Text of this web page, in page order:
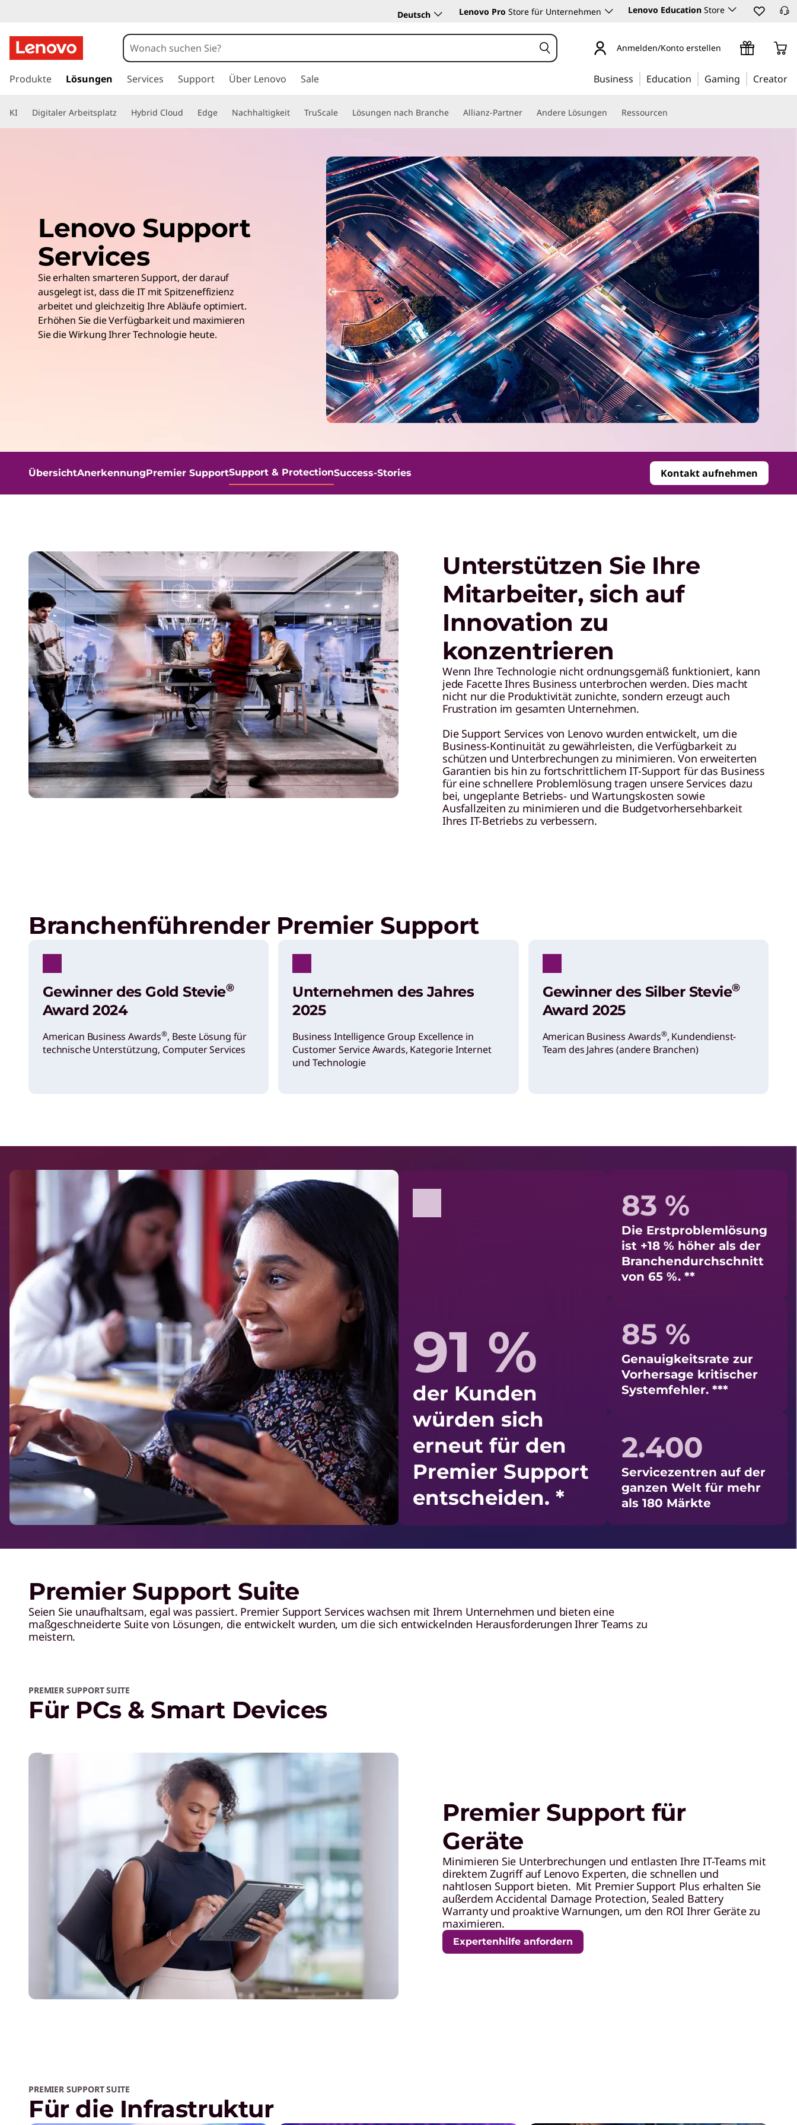
Deutsch Lenovo Pro Store für Unternehmen Lenovo Education Store
u
a
u
Anmelden/Konto erstellen
Produkte Lösungen Services Support Über Lenovo Sale Business Education Gaming Creator
KI Digitaler Arbeitsplatz Hybrid Cloud Edge Nachhaltigkeit TruScale Lösungen nach Branche Allianz-Partner Andere Lösungen Ressourcen
Lenovo Support
Services
Sie erhalten smarteren Support, der darauf
ausgelegt ist, dass die IT mit Spitzeneffizienz
arbeitet und gleichzeitig Ihre Abläufe optimiert.
Erhöhen Sie die Verfügbarkeit und maximieren
Sie die Wirkung Ihrer Technologie heute.
ÜbersichtAnerkennungPremier SupportSupport & ProtectionSuccess-Stories Kontakt aufnehmen
Unterstützen Sie Ihre
Mitarbeiter, sich auf
Innovation zu
konzentrieren
Wenn Ihre Technologie nicht ordnungsgemäß funktioniert, kann
jede Facette Ihres Business unterbrochen werden. Dies macht
nicht nur die Produktivität zunichte, sondern erzeugt auch
Frustration im gesamten Unternehmen.
Die Support Services von Lenovo wurden entwickelt, um die
Business-Kontinuität zu gewährleisten, die Verfügbarkeit zu
schützen und Unterbrechungen zu minimieren. Von erweiterten
Garantien bis hin zu fortschrittlichem IT-Support für das Business
für eine schnellere Problemlösung tragen unsere Services dazu
bei, ungeplante Betriebs- und Wartungskosten sowie
Ausfallzeiten zu minimieren und die Budgetvorhersehbarkeit
Ihres IT-Betriebs zu verbessern.
Branchenführender Premier Support
Gewinner des Gold Stevie®
Award 2024
American Business Awards®, Beste Lösung für
technische Unterstützung, Computer Services
Unternehmen des Jahres
2025
Business Intelligence Group Excellence in
Customer Service Awards, Kategorie Internet
und Technologie
Gewinner des Silber Stevie®
Award 2025
American Business Awards®, Kundendienst-
Team des Jahres (andere Branchen)
91 %
der Kunden
würden sich
erneut für den
Premier Support
entscheiden. *
83 %
Die Erstproblemlösung
ist +18 % höher als der
Branchendurchschnitt
von 65 %. **
85 %
Genauigkeitsrate zur
Vorhersage kritischer
Systemfehler. ***
2.400
Servicezentren auf der
ganzen Welt für mehr
als 180 Märkte
Premier Support Suite
Seien Sie unaufhaltsam, egal was passiert. Premier Support Services wachsen mit Ihrem Unternehmen und bieten eine
maßgeschneiderte Suite von Lösungen, die entwickelt wurden, um die sich entwickelnden Herausforderungen Ihrer Teams zu
meistern.
PREMIER SUPPORT SUITE
Für PCs & Smart Devices
Premier Support für
Geräte
Minimieren Sie Unterbrechungen und entlasten Ihre IT-Teams mit
direktem Zugriff auf Lenovo Experten, die schnellen und
nahtlosen Support bieten. Mit Premier Support Plus erhalten Sie
außerdem Accidental Damage Protection, Sealed Battery
Warranty und proaktive Warnungen, um den ROI Ihrer Geräte zu
maximieren.
Expertenhilfe anfordern
PREMIER SUPPORT SUITE
Für die Infrastruktur